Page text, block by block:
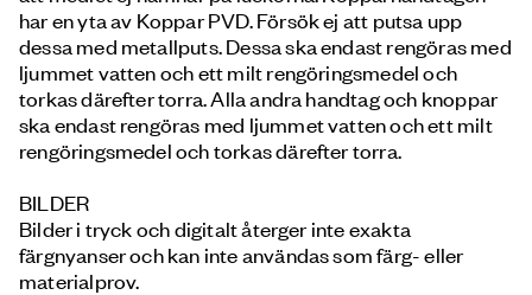
har en yta av Koppar PVD. Försök ej att putsa upp
dessa med metallputs. Dessa ska endast rengöras med
ljummet vatten och ett milt rengöringsmedel och
torkas därefter torra. Alla andra handtag och knoppar
ska endast rengöras med ljummet vatten och ett milt
rengöringsmedel och torkas därefter torra.
BILDER
Bilder i tryck och digitalt återger inte exakta
färgnyanser och kan inte användas som färg- eller
materialprov.